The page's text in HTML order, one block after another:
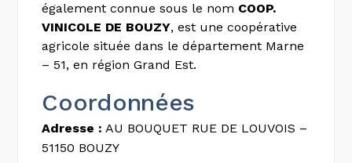
également connue sous le nom COOP.
VINICOLE DE BOUZY, est une coopérative
agricole située dans le département Marne
– 51, en région Grand Est.
Coordonnées
Adresse : AU BOUQUET RUE DE LOUVOIS –
51150 BOUZY